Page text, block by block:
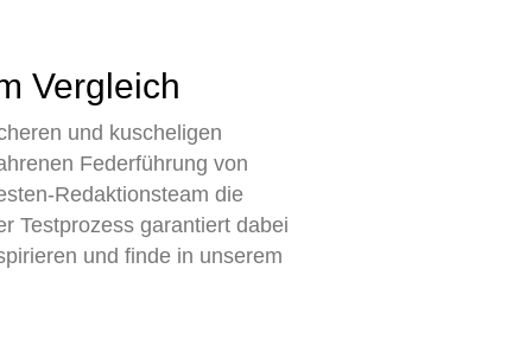
Vergleich
und kuscheligen
Federführung von
Redaktionsteam die
Testprozess garantiert dabei
und finde in unserem